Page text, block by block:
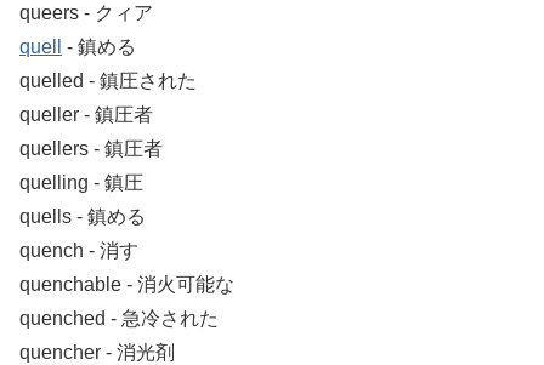
queers ‐ クィア
quell
‐ 鎮める
quelled ‐ 鎮圧された
queller ‐ 鎮圧者
quellers ‐ 鎮圧者
quelling ‐ 鎮圧
quells ‐ 鎮める
quench ‐ 消す
quenchable ‐ 消火可能な
quenched ‐ 急冷された
quencher ‐ 消光剤